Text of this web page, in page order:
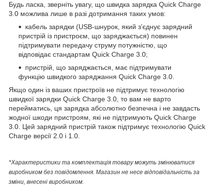
Будь ласка, зверніть увагу, що швидка зарядка Quick Charge
3.0 можлива лише в разі дотримання таких умов:
кабель зарядки (USB-шнурок, який з’єднує зарядний
пристрій із пристроєм, що заряджається) повинен
підтримувати передачу струму потужністю, що
відповідає стандартам Quick Charge 3.0;
пристрій, що заряджається, має підтримувати
функцію швидкого заряджання Quick Charge 3.0.
Якщо один із ваших пристроїв не підтримує технологію
швидкої зарядки Quick Charge 3.0, то вам не варто
перейматись, ця зарядка абсолютно безпечна і не завдасть
жодної шкоди пристроям, які не підтримують Quick Charge
3.0. Цей зарядний пристрій також підтримує технологію Quick
Charge версії 2.0 і 1.0.
*Характеристики та комплектація товару можуть змінюватися
виробником без повідомлення. Магазин не несе відповідальність за
зміни, внесені виробником.